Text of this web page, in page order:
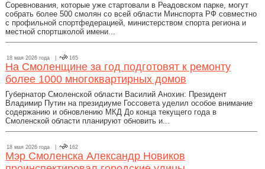
Соревнования, которые уже стартовали в Реадовском парке, могут
собрать более 500 смолян со всей области Минспорта РФ совместно
с профильной спортфедерацией, министерством спорта региона и
местной спортшколой имени...
18 мая 2026 года | 165
На Смоленщине за год подготовят к ремонту
более 1000 многоквартирных домов
Губернатор Смоленской области Василий Анохин: Президент
Владимир Путин на президиуме Госсовета уделил особое внимание
содержанию и обновлению МКД До конца текущего года в
Смоленской области планируют обновить и...
18 мая 2026 года | 162
Мэр Смоленска Александр Новиков